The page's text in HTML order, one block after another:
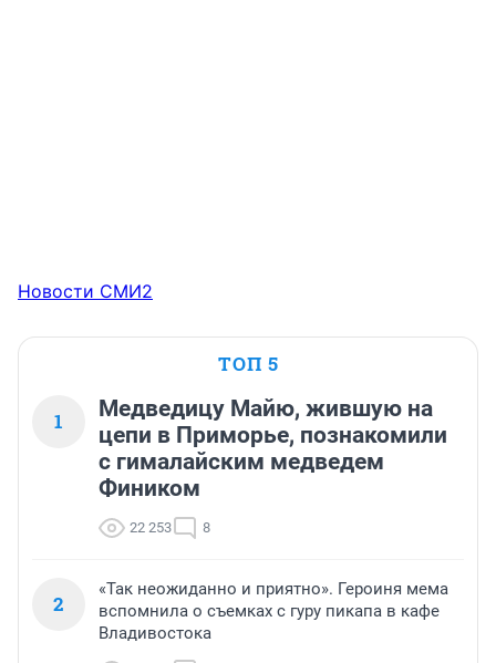
Новости СМИ2
ТОП 5
1
Медведицу Майю, жившую на
цепи в Приморье, познакомили
с гималайским медведем
Фиником
22 253 8
2
«Так неожиданно и приятно». Героиня мема
вспомнила о съемках с гуру пикапа в кафе
Владивостока